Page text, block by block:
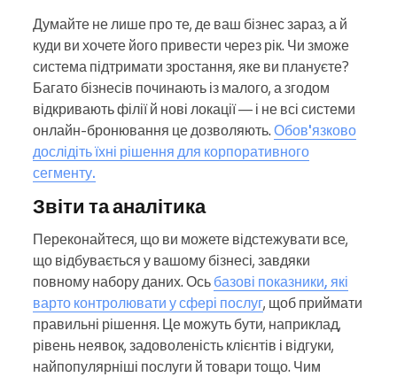
Думайте не лише про те, де ваш бізнес зараз, а й
куди ви хочете його привести через рік. Чи зможе
система підтримати зростання, яке ви плануєте?
Багато бізнесів починають із малого, а згодом
відкривають філії й нові локації — і не всі системи
онлайн-бронювання це дозволяють. Обов'язково
дослідіть їхні рішення для корпоративного
сегменту.
Звіти та аналітика
Переконайтеся, що ви можете відстежувати все,
що відбувається у вашому бізнесі, завдяки
повному набору даних. Ось базові показники, які
варто контролювати у сфері послуг, щоб приймати
правильні рішення. Це можуть бути, наприклад,
рівень неявок, задоволеність клієнтів і відгуки,
найпопулярніші послуги й товари тощо. Чим